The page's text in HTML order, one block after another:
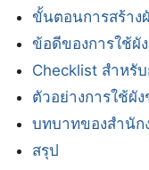
ขั้นตอนการสร้าง
ข้อดีของการใช้ผั
Checklist สำหรั
ตัวอย่างการใช้ผั
บทบาทของสำนัก
สรุป